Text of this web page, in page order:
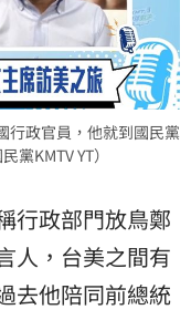
行政官員，他就到國民黨
黨KMTV YT）
行政部門放鳥鄭
人，台美之間有
去他陪同前總統